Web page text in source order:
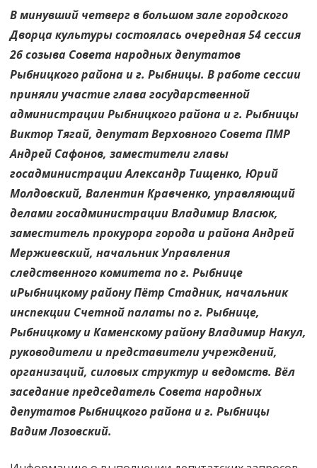
В минувший четверг в большом зале городского
Дворца культуры состоялась очередная 54 сессия
26 созыва Совета народных депутатов
Рыбницкого района и г. Рыбницы. В работе сессии
приняли участие глава государственной
администрации Рыбницкого района и г. Рыбницы
Виктор Тягай, депутат Верховного Совета ПМР
Андрей Сафонов, заместители главы
госадминистрации Александр Тищенко, Юрий
Молдовский, Валентин Кравченко, управляющий
делами госадминистрации Владимир Власюк,
заместитель прокурора города и района Андрей
Мержиевский, начальник Управления
следственного комитета по г. Рыбнице
иРыбницкому району Пётр Стадник, начальник
инспекции Счетной палаты по г. Рыбнице,
Рыбницкому и Каменскому району Владимир Накул,
руководители и представители учреждений,
организаций, силовых структур и ведомств. Вёл
заседание председатель Совета народных
депутатов Рыбницкого района и г. Рыбницы
Вадим Лозовский.